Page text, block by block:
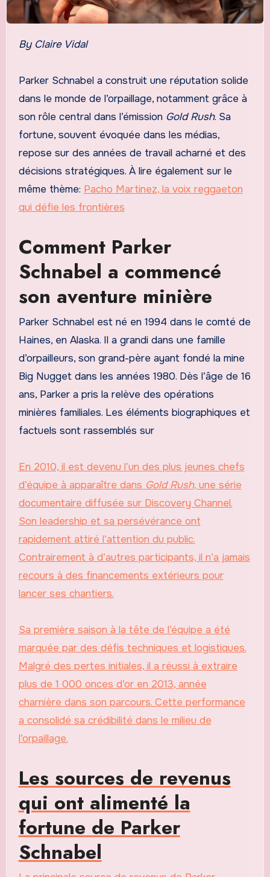
By Claire Vidal
Parker Schnabel a construit une réputation solide
dans le monde de l’orpaillage, notamment grâce à
son rôle central dans l’émission Gold Rush. Sa
fortune, souvent évoquée dans les médias,
repose sur des années de travail acharné et des
décisions stratégiques. À lire également sur le
même thème: Pacho Martinez, la voix reggaeton
qui défie les frontières
Comment Parker
Schnabel a commencé
son aventure minière
Parker Schnabel est né en 1994 dans le comté de
Haines, en Alaska. Il a grandi dans une famille
d’orpailleurs, son grand-père ayant fondé la mine
Big Nugget dans les années 1980. Dès l’âge de 16
ans, Parker a pris la relève des opérations
minières familiales. Les éléments biographiques et
factuels sont rassemblés sur
En 2010, il est devenu l’un des plus jeunes chefs
d’équipe à apparaître dans Gold Rush, une série
documentaire diffusée sur Discovery Channel.
Son leadership et sa persévérance ont
rapidement attiré l’attention du public.
Contrairement à d’autres participants, il n’a jamais
recours à des financements extérieurs pour
lancer ses chantiers.
Sa première saison à la tête de l’équipe a été
marquée par des défis techniques et logistiques.
Malgré des pertes initiales, il a réussi à extraire
plus de 1 000 onces d’or en 2013, année
charnière dans son parcours. Cette performance
a consolidé sa crédibilité dans le milieu de
l’orpaillage.
Les sources de revenus
qui ont alimenté la
fortune de Parker
Schnabel